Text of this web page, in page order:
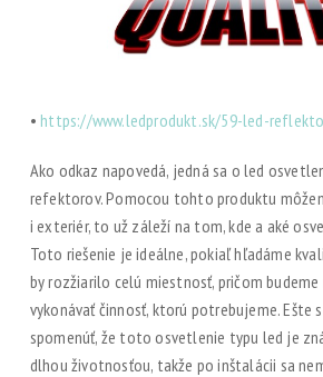
• https://www.ledprodukt.sk/59-led-
Ako odkaz napovedá, jedná sa o led
refektorov. Pomocou tohto produktu
i exteriér, to už záleží na tom, kde a aké
Toto riešenie je ideálne, pokiaľ hľadáme
by rozžiarilo celú miestnosť, pričom
vykonávať činnosť, ktorú potrebujeme. Ešte
spomenúť, že toto osvetlenie typu led je
dlhou životnosťou, takže po inštalácii sa